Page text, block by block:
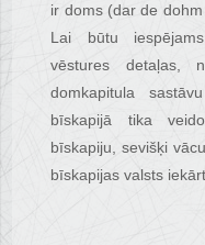
ir doms (dar de
Lai būtu
vēstures detaļas,
domkapitula
bīskapijā tika
bīskapiju, sevišķi
bīskapijas valsts